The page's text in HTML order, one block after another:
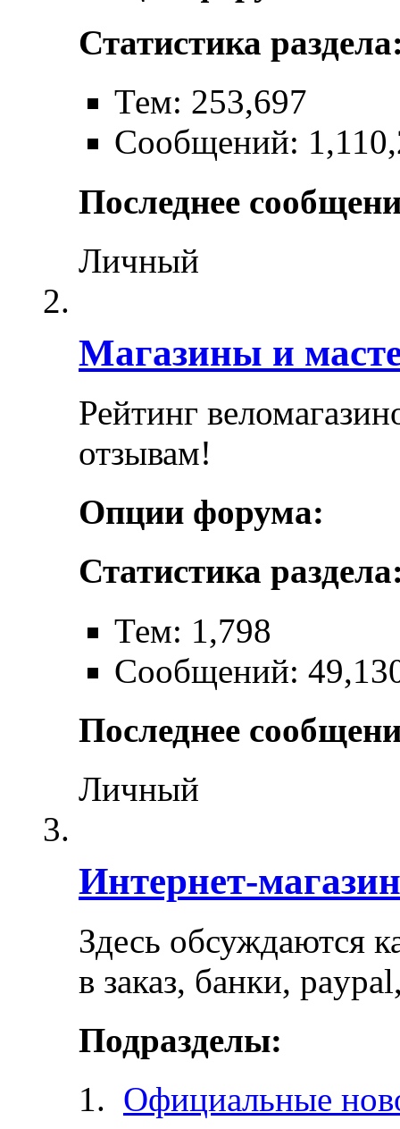
Статистика
Тем: 253,697
Сообщений:
Последнее
Личный
Магазины и
Рейтинг
отзывам!
Опции форума:
Статистика
Тем: 1,798
Сообщений:
Последнее
Личный
Интернет-
Здесь обсуждаются
в заказ, банки,
Подразделы:
Официальные